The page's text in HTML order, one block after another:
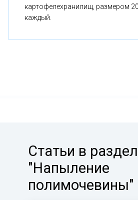
картофелехранилищ, размером
каждый.
Статьи в
"Напыление
полимочевины"